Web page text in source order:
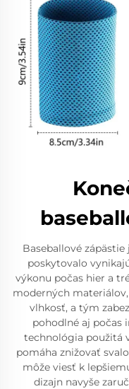
Baseballové
poskytovalo
výkonu počas hier a
moderných
vlhkosť, a tým
pohodlné aj počas
technológia použitá
pomáha znižovať
môže viesť k
dizajn navyše